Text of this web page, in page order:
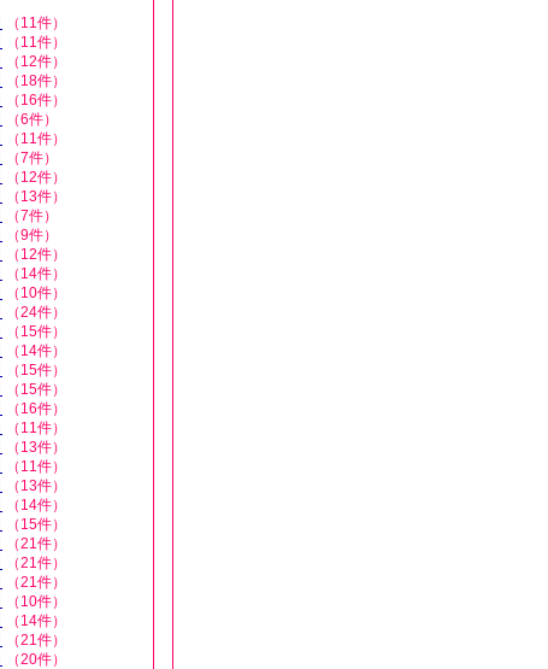
（11件）
（11件）
（12件）
（18件）
（16件）
（6件）
（11件）
（7件）
（12件）
（13件）
（7件）
（9件）
（12件）
（14件）
（10件）
（24件）
（15件）
（14件）
（15件）
（15件）
（16件）
（11件）
（13件）
（11件）
（13件）
（14件）
（15件）
（21件）
（21件）
（21件）
（10件）
（14件）
（21件）
（20件）